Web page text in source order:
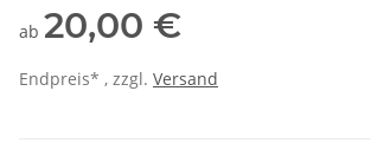
ab 20,00 €
Endpreis* , zzgl. Versand